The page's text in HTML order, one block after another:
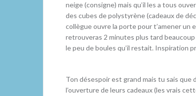
neige (consigne) mais qu’il les a tous
des cubes de polystyrène (cadeaux de
collègue ouvre la porte pour t’amener un
retrouveras 2 minutes plus tard
le peu de boules qu’il restait. Inspiration
Ton désespoir est grand mais tu sais que
l’ouverture de leurs cadeaux (les vrais